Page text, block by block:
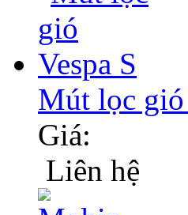
Mút lọc gió
Giá:
Liên hệ